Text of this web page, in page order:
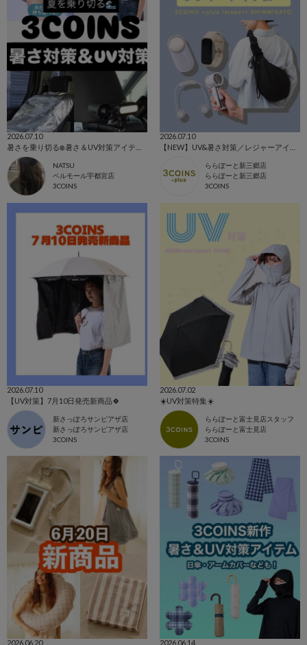
2026.07.10
NATSU
ベルモール宇都宮店
3COINS
2026.07.10
ららぽーと新三郷店
ららぽーと新三郷店
3COINS
2026.07.10
【UV対策】7月10日発売新商品🍀
新さっぽろサンピアザ店
新さっぽろサンピアザ店
3COINS
2026.07.02
☀️UV対策特集☀️
ららぽーと富士見店スタッフ
ららぽーと富士見店
3COINS
2026.06.20
2026.06.14